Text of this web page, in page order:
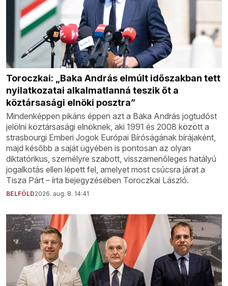
Toroczkai: „Baka András elmúlt időszakban tett
nyilatkozatai alkalmatlanná teszik őt a
köztársasági elnöki posztra”
Mindenképpen pikáns éppen azt a Baka András jogtudóst
jelölni köztársasági elnöknek, aki 1991 és 2008 között a
strasbourgi Emberi Jogok Európai Bíróságának bírájaként,
majd később a saját ügyében is pontosan az olyan
diktatórikus, személyre szabott, visszamenőleges hatályú
jogalkotás ellen lépett fel, amelyet most csúcsra járat a
Tisza Párt – írta bejegyzésében Toroczkai László.
BELFÖLD2026. aug. 8. 14:41